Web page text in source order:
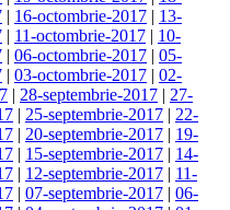
| 16-octombrie-2017 | 13-
| 11-octombrie-2017 | 10-
| 06-octombrie-2017 | 05-
| 03-octombrie-2017 | 02-
| 28-septembrie-2017 | 27-
| 25-septembrie-2017 | 22-
| 20-septembrie-2017 | 19-
| 15-septembrie-2017 | 14-
| 12-septembrie-2017 | 11-
| 07-septembrie-2017 | 06-